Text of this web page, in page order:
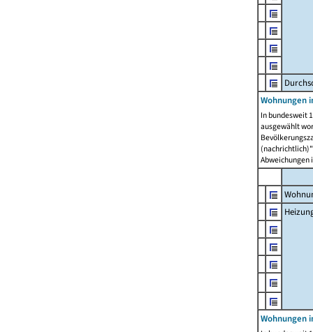
Wohnungen
In bundesweit
ausgewählt
Abweichungen
Wohnungen